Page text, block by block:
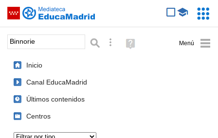
Saltar navegación
Palabra o frase: Búsqueda avanzada
Ayuda
(en
Inicio
Canal EducaMadrid
Últimos contenidos
Centros